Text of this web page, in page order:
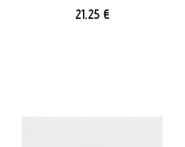
21,25 €